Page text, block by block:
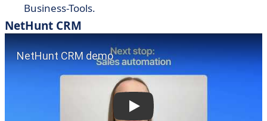
Business-Tools.
NetHunt CRM